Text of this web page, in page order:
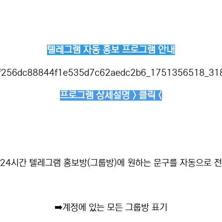
텔레그램 자동 홍보 프로그램 안내
프로그램 상세설명 > 클릭 <
24시간 텔레그램 홍보방(그룹방)에 원하는 문구를 자동으로
➡️계정에 있는 모든 그룹방 표기